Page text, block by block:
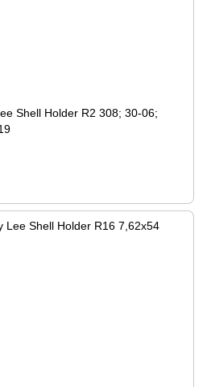
Shell Holder R2 308; 30-06;